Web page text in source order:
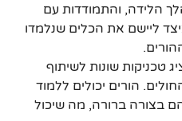
הלידה, והתמודדות עם
ליישם את הכלים שנלמדו
טכניקות שונות לשיתוף
הורים יכולים ללמוד
בצורה ברורה, מה שיכול